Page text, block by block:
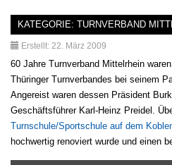
KATEGORIE: TURNVERBAND
Erstellt: 22. März 2009
60 Jahre Turnverband Mittelrhein
Thüringer Turnverbandes bei seinem
Angereist waren dessen Präsident
Geschäftsführer Karl-Heinz Preidel.
Turnschule/Sportschule auf dem
hochwertig renoviert wurde und einen